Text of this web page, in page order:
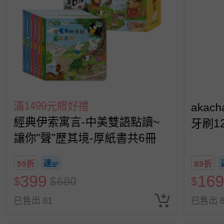
滿1499元贈好禮
經典伊索寓言-中美雙語點讀~
讓你"聲"歷其境-厚紙書共6冊
59折
$399 $680
已售出 81
牙刷
89折
$169
已售出